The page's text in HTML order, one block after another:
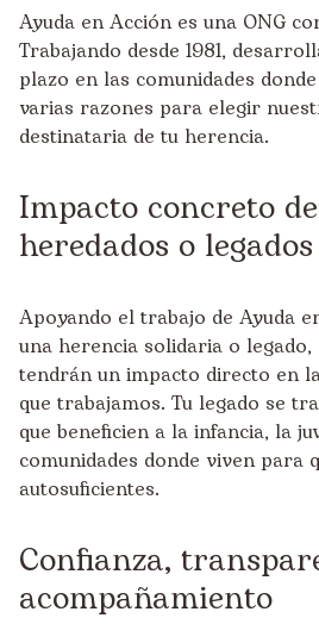
Ayuda en Acción es una ONG
Trabajando desde 1981,
plazo en las comunidades
varias razones para elegir
destinataria de tu herencia.
Impacto concreto
heredados o legados
Apoyando el trabajo de Ayuda
una herencia solidaria o legado,
tendrán un impacto directo en
que trabajamos. Tu legado se
que beneficien a la infancia, la
comunidades donde viven para
autosuficientes.
Confianza,
acompañamiento